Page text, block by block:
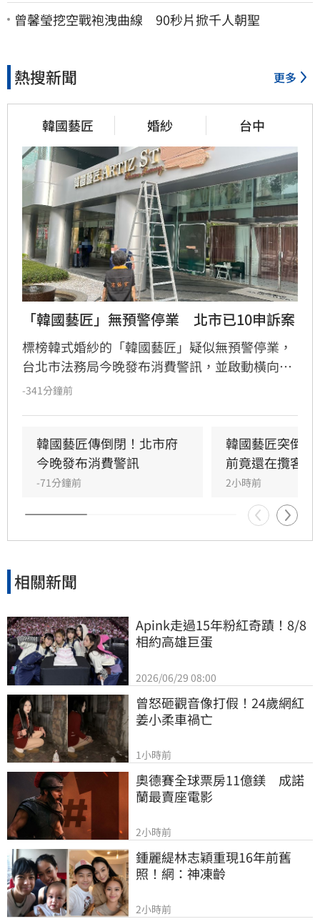
曾馨瑩挖空戰袍洩曲線 90秒片掀千人朝聖
熱搜新聞 更多
韓國藝匠 婚紗 台中
「韓國藝匠」無預警停業　北市已10申訴案
標榜韓式婚紗的「韓國藝匠」疑似無預警停業，
台北市法務局今晚發布消費警訊，並啟動橫向通
報機制；截至今晚8時止，已接獲10件相關消費
-341分鐘前
韓國藝匠傳倒閉！北市府
今晚發布消費警訊
-71分鐘前
韓國藝匠突倒
前竟還在攬客
2小時前
相關新聞
Apink走過15年粉紅奇蹟！8/8
相約高雄巨蛋
2026/06/29 08:00
曾怒砸觀音像打假！24歲網紅
姜小柔車禍亡
1小時前
奧德賽全球票房11億鎂　成諾
蘭最賣座電影
2小時前
鍾麗緹林志穎重現16年前舊
照！網：神凍齡
2小時前